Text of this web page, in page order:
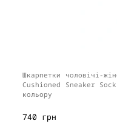
Шкарпетки чоловічі-
Cushioned Sneaker
кольору
740 грн